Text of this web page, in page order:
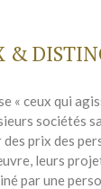
&
« ceux qui
sociétés
prix des
leurs
par une